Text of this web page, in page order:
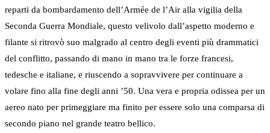
reparti da bombardamento dell’Armée de l’Air alla vigilia della
Seconda Guerra Mondiale, questo velivolo dall’aspetto moderno e
filante si ritrovò suo malgrado al centro degli eventi più drammatici
del conflitto, passando di mano in mano tra le forze francesi,
tedesche e italiane, e riuscendo a sopravvivere per continuare a
volare fino alla fine degli anni ’50. Una vera e propria odissea per un
aereo nato per primeggiare ma finito per essere solo una comparsa di
secondo piano nel grande teatro bellico.